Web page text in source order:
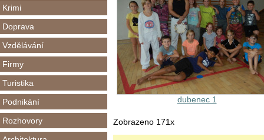
Krimi
Doprava
Vzdělávání
Firmy
Turistika
Podnikání
Rozhovory
dubenec 1
Zobrazeno 171x